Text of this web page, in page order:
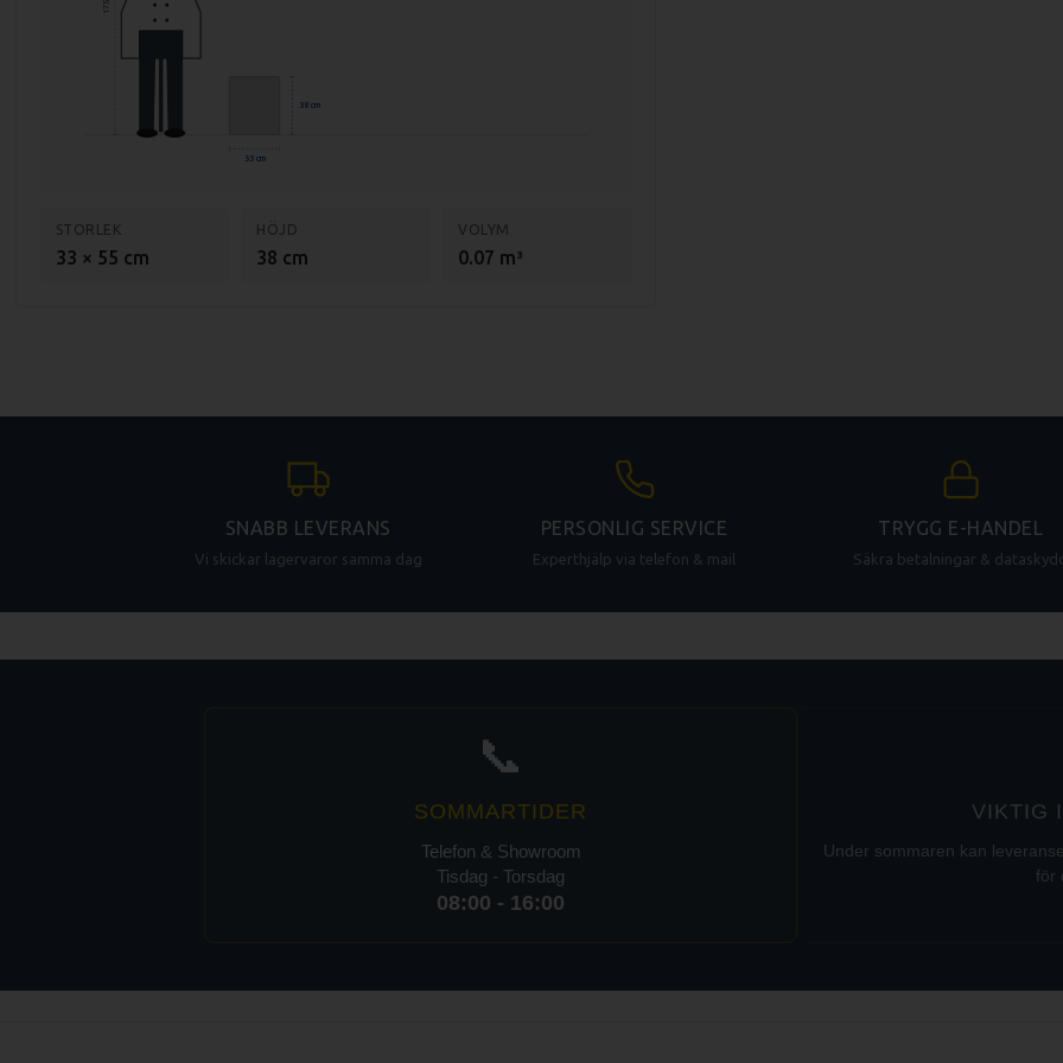
38 cm
33 cm
STORLEK
33 × 55 cm
HÖJD
38 cm
VOLYM
0.07 m³
SNABB LEVERANS
Vi skickar lagervaror samma dag
PERSONLIG SERVICE
Experthjälp via telefon & mail
TRYGG E-HANDEL
Säkra betalningar &
📞
SOMMARTIDER
Telefon & Showroom
Tisdag - Torsdag
08:00 - 16:00
VIKTIG
Under sommaren kan
för